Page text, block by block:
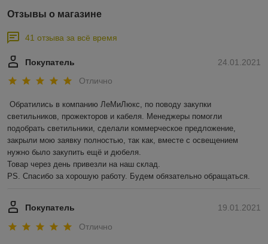
Отзывы о магазине
41 отзыва за всё время
24.01.2021
Покупатель
Отлично
Обратились в компанию ЛеМиЛюкс, по поводу закупки
светильников, прожекторов и кабеля. Менеджеры помогли
подобрать светильники, сделали коммерческое предложение,
закрыли мою заявку полностью, так как, вместе с освещением
нужно было закупить ещё и дюбеля.
Товар через день привезли на наш склад.
PS. Спасибо за хорошую работу. Будем обязательно обращаться.
19.01.2021
Покупатель
Отлично